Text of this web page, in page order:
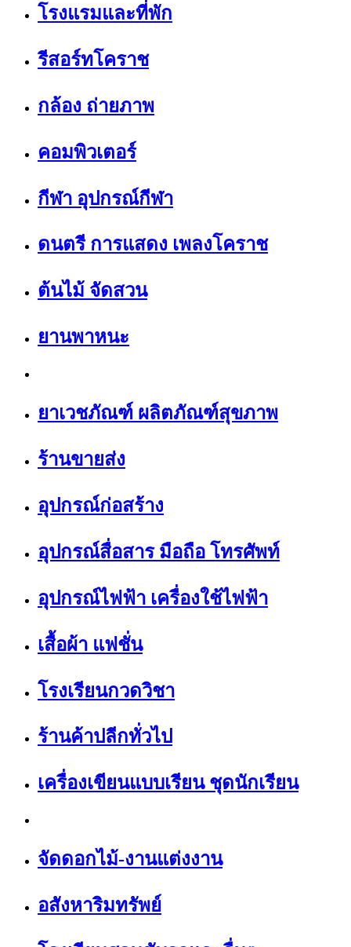
โรงแรมและที่พัก
รีสอร์ทโคราช
กล้อง ถ่ายภาพ
คอมพิวเตอร์
กีฬา อุปกรณ์กีฬา
ดนตรี การแสดง เพลงโคราช
ต้นไม้ จัดสวน
ยานพาหนะ
ยาเวชภัณฑ์ ผลิตภัณฑ์สุขภาพ
ร้านขายส่ง
อุปกรณ์ก่อสร้าง
อุปกรณ์สื่อสาร มือถือ โทรศัพท์
อุปกรณ์ไฟฟ้า เครื่องใช้ไฟฟ้า
เสื้อผ้า แฟชั่น
โรงเรียนกวดวิชา
ร้านค้าปลีกทั่วไป
เครื่องเขียนแบบเรียน ชุดนักเรียน
จัดดอกไม้-งานแต่งงาน
อสังหาริมทรัพย์